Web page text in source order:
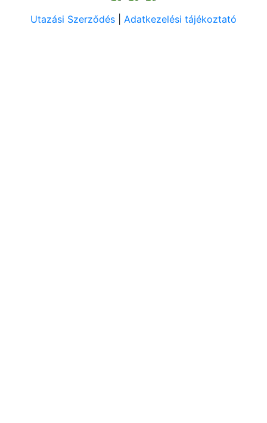
Utazási Szerződés Adatkezelési tájékoztató